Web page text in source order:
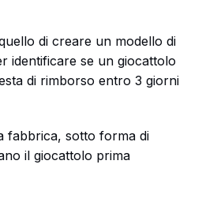
di creare un modello di
identificare se un giocattolo
di rimborso entro 3 giorni
fabbrica, sotto forma di
il giocattolo prima